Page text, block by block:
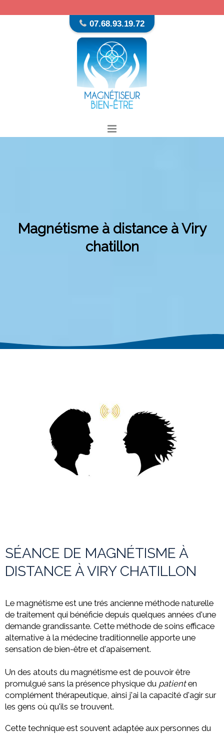
07.68.93.19.72
Magnétisme à distance à Viry
chatillon
SÉANCE DE MAGNÉTISME À
DISTANCE À VIRY CHATILLON
Le magnétisme est une trés ancienne méthode naturelle
de traitement qui bénéficie depuis quelques années d'une
demande grandissante. Cette méthode de soins efficace
alternative à la médecine traditionnelle apporte une
sensation de bien-être et d'apaisement.
Un des atouts du magnétisme est de pouvoir être
promulgué sans la présence physique du patienten
complément thérapeutique, ainsi j'ai la capacité d'agir sur
les gens où qu'ils se trouvent.
Cette technique est souvent adaptée aux personnes du